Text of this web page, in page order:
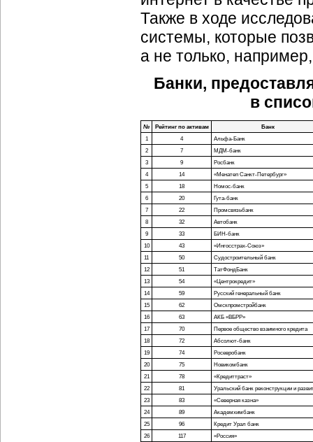
Также в ходе
системы, которые
а не только,
Банки,
в
№ Рейтинг по активам
Банк
1
4
Альфа-Банк
2
7
МДМ-банк
3
9
Росбанк
4
14
«Менатеп Санкт-Петербург»
5
18
Номос-банк
6
20
Гута-банк
7
22
Промсвязьбанк
8
32
Автобанк
9
33
БИН-банк
10
43
«Ингосстрах-Союз»
11
50
Судостроительный банк
12
51
ТатФондБанк
13
54
«Центрокредит»
14
59
Русский генеральный банк
15
62
Омскпромстройбанк
16
63
АКБ «ВБРР»
17
70
Первое общество взаимного кредита
18
72
Абсолют-банк
19
74
Росевробанк
20
75
Новикомбанк
21
78
«Кредиттраст»
22
81
Уральский банк реконструкции и
23
83
«Северная казна»
24
89
Академхимбанк
25
96
Кредит Урал банк
26
117
«Россия»